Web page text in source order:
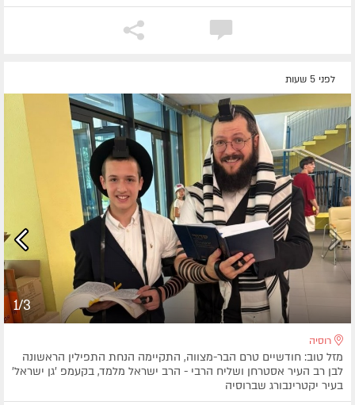
לפני 5 שעות
1/3
רוסיה
מזל טוב: חודשיים טרם הבר-מצווה, התקיימה הנחת התפילין הראשונה
לבן רב העיר אסטרחן ושליח הרבי - הרב ישראל מלמד, בקעמפ 'גן ישראל'
בעיר יקטרינבורג שברוסיה